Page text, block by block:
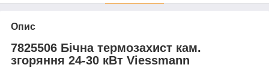
Опис
7825506 Бічна термозахист кам.
згоряння 24-30 кВт Viessmann